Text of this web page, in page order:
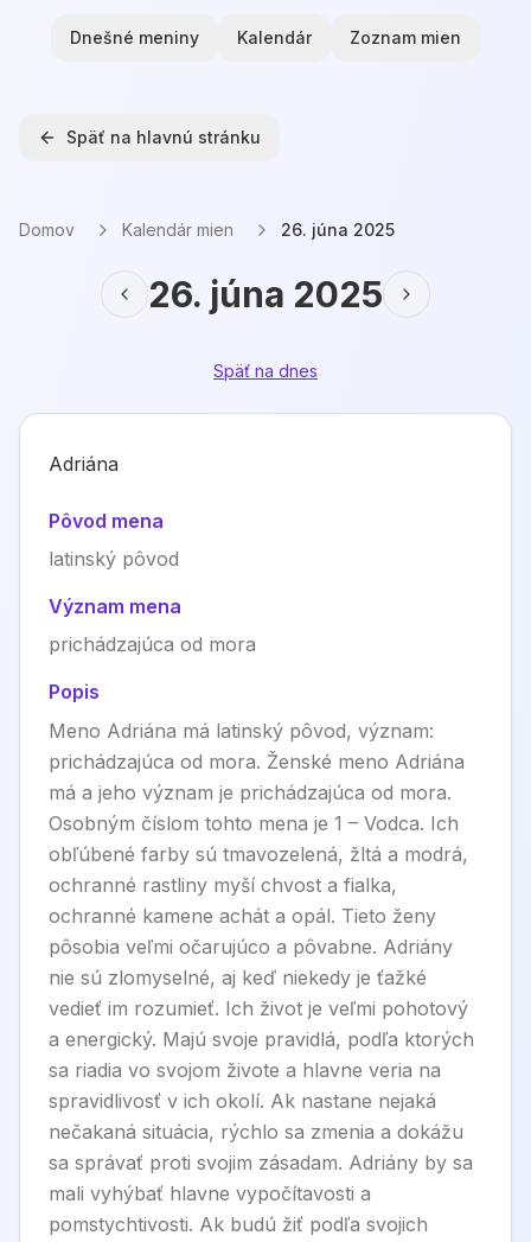
Dnešné meniny Kalendár Zoznam mien
Späť na hlavnú stránku
Domov Kalendár mien 26. júna 2025
26. júna 2025
Späť na dnes
Adriána
Pôvod mena
latinský pôvod
Význam mena
prichádzajúca od mora
Popis
Meno Adriána má latinský pôvod, význam:
prichádzajúca od mora. Ženské meno Adriána
má a jeho význam je prichádzajúca od mora.
Osobným číslom tohto mena je 1 – Vodca. Ich
obľúbené farby sú tmavozelená, žltá a modrá,
ochranné rastliny myší chvost a fialka,
ochranné kamene achát a opál. Tieto ženy
pôsobia veľmi očarujúco a pôvabne. Adriány
nie sú zlomyselné, aj keď niekedy je ťažké
vedieť im rozumieť. Ich život je veľmi pohotový
a energický. Majú svoje pravidlá, podľa ktorých
sa riadia vo svojom živote a hlavne veria na
spravidlivosť v ich okolí. Ak nastane nejaká
nečakaná situácia, rýchlo sa zmenia a dokážu
sa správať proti svojim zásadam. Adriány by sa
mali vyhýbať hlavne vypočítavosti a
pomstychtivosti. Ak budú žiť podľa svojich